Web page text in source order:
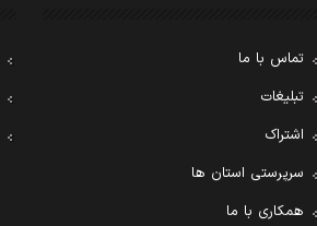
تماس با ما
تبلیغات
اشتراک
سرپرستی استان ها
همکاری با ما